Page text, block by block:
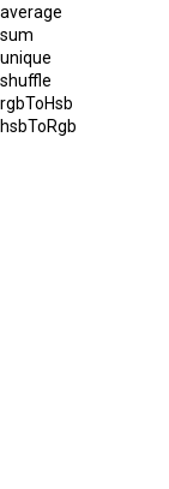
average
sum
unique
shuffle
rgbToHsb
hsbToRgb